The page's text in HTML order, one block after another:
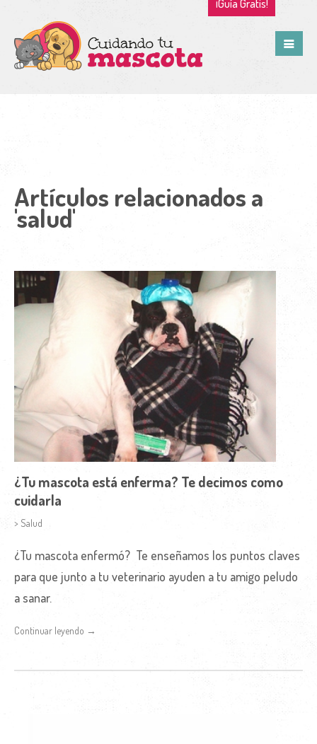
¡Guía Gratis!
Artículos relacionados a
'salud'
¿Tu mascota está enferma? Te decimos como
cuidarla
> Salud
¿Tu mascota enfermó? Te enseñamos los puntos claves
para que junto a tu veterinario ayuden a tu amigo peludo
a sanar.
Continuar leyendo →